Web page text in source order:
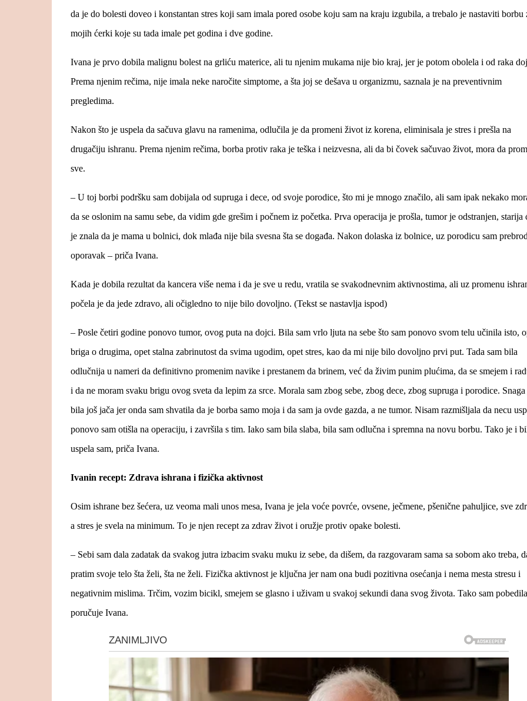
da je do bolesti doveo i konstantan stres koji sam imala pored osobe koju sam na kraju izgubila, a trebalo je nastaviti borbu
mojih ćerki koje su tada imale pet godina i dve godine.
Ivana je prvo dobila malignu bolest na grliću materice, ali tu njenim mukama nije bio kraj, jer je potom obolela i od raka
Prema njenim rečima, nije imala neke naročite simptome, a šta joj se dešava u organizmu, saznala je na preventivnim
pregledima.
Nakon što je uspela da sačuva glavu na ramenima, odlučila je da promeni život iz korena, eliminisala je stres i prešla na
drugačiju ishranu. Prema njenim rečima, borba protiv raka je teška i neizvesna, ali da bi čovek sačuvao život, mora da
sve.
– U toj borbi podršku sam dobijala od supruga i dece, od svoje porodice, što mi je mnogo značilo, ali sam ipak nekako
da se oslonim na samu sebe, da vidim gde grešim i počnem iz početka. Prva operacija je prošla, tumor je odstranjen, starija
je znala da je mama u bolnici, dok mlađa nije bila svesna šta se događa. Nakon dolaska iz bolnice, uz porodicu sam
oporavak – priča Ivana.
Kada je dobila rezultat da kancera više nema i da je sve u redu, vratila se svakodnevnim aktivnostima, ali uz promenu
počela je da jede zdravo, ali očigledno to nije bilo dovoljno. (Tekst se nastavlja ispod)
– Posle četiri godine ponovo tumor, ovog puta na dojci. Bila sam vrlo ljuta na sebe što sam ponovo svom telu učinila isto,
briga o drugima, opet stalna zabrinutost da svima ugodim, opet stres, kao da mi nije bilo dovoljno prvi put. Tada sam bila
odlučnija u nameri da definitivno promenim navike i prestanem da brinem, već da živim punim plućima, da se smejem i
i da ne moram svaku brigu ovog sveta da lepim za srce. Morala sam zbog sebe, zbog dece, zbog supruga i porodice. Snaga
bila još jača jer onda sam shvatila da je borba samo moja i da sam ja ovde gazda, a ne tumor. Nisam razmišljala da necu
ponovo sam otišla na operaciju, i završila s tim. Iako sam bila slaba, bila sam odlučna i spremna na novu borbu. Tako je i
uspela sam, priča Ivana.
Ivanin recept: Zdrava ishrana i fizička aktivnost
Osim ishrane bez šećera, uz veoma mali unos mesa, Ivana je jela voće povrće, ovsene, ječmene, pšenične pahuljice, sve
a stres je svela na minimum. To je njen recept za zdrav život i oružje protiv opake bolesti.
– Sebi sam dala zadatak da svakog jutra izbacim svaku muku iz sebe, da dišem, da razgovaram sama sa sobom ako treba,
pratim svoje telo šta želi, šta ne želi. Fizička aktivnost je ključna jer nam ona budi pozitivna osećanja i nema mesta stresu i
negativnim mislima. Trčim, vozim bicikl, smejem se glasno i uživam u svakoj sekundi dana svog života. Tako sam
poručuje Ivana.